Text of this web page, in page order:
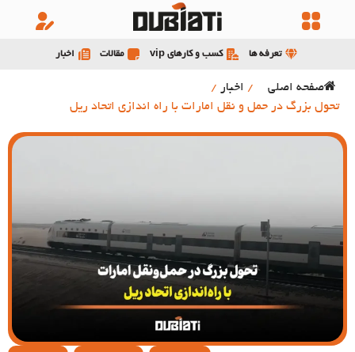
تعرفه ها کسب و کارهای vip مقالات اخبار
صفحه اصلی / اخبار /
تحول بزرگ در حمل و نقل امارات با راه اندازی اتحاد ریل